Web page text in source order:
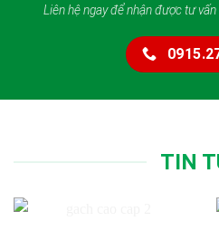
Liên hệ ngay để nhận được tư
TIN